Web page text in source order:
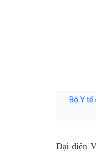
Bộ Y
Đại diện